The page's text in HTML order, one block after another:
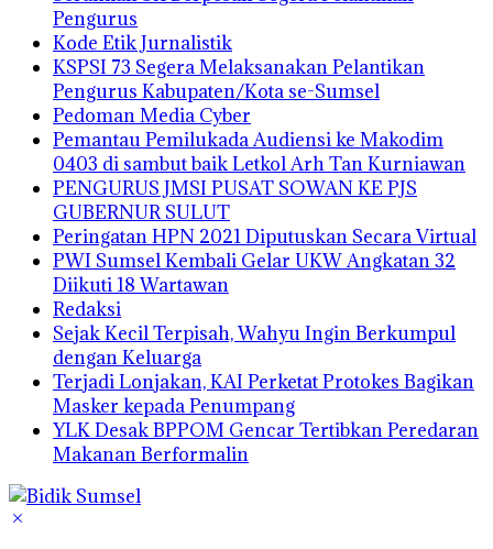
Pengurus
Kode Etik Jurnalistik
KSPSI 73 Segera Melaksanakan Pelantikan
Pengurus Kabupaten/Kota se-Sumsel
Pedoman Media Cyber
Pemantau Pemilukada Audiensi ke Makodim
0403 di sambut baik Letkol Arh Tan Kurniawan
PENGURUS JMSI PUSAT SOWAN KE PJS
GUBERNUR SULUT
Peringatan HPN 2021 Diputuskan Secara Virtual
PWI Sumsel Kembali Gelar UKW Angkatan 32
Diikuti 18 Wartawan
Redaksi
Sejak Kecil Terpisah, Wahyu Ingin Berkumpul
dengan Keluarga
Terjadi Lonjakan, KAI Perketat Protokes Bagikan
Masker kepada Penumpang
YLK Desak BPPOM Gencar Tertibkan Peredaran
Makanan Berformalin